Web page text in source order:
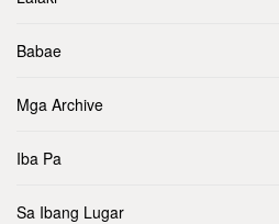
Babae
Mga Archive
Iba Pa
Sa Ibang Lugar